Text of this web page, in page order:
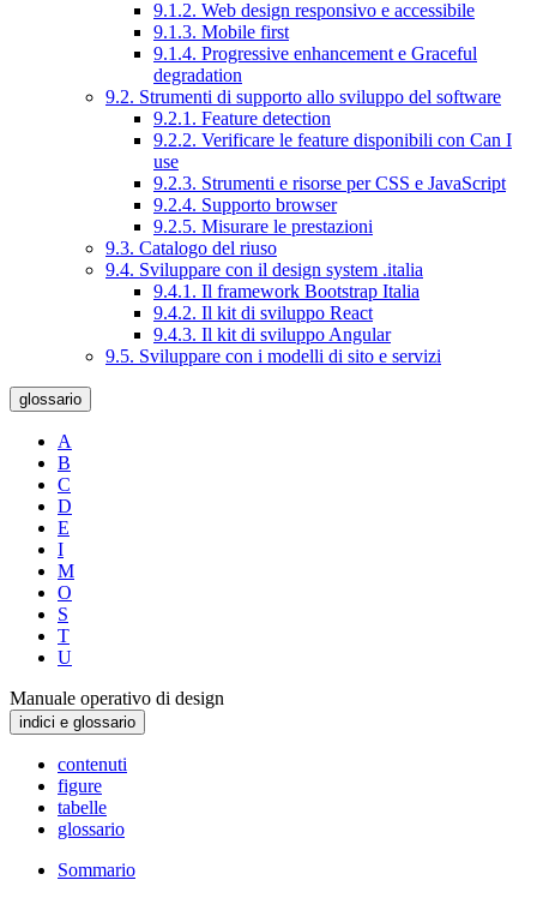
9.1.2. Web design responsivo e accessibile
9.1.3. Mobile first
9.1.4. Progressive enhancement e Graceful
degradation
9.2. Strumenti di supporto allo sviluppo del software
9.2.1. Feature detection
9.2.2. Verificare le feature disponibili con Can I
use
9.2.3. Strumenti e risorse per CSS e JavaScript
9.2.4. Supporto browser
9.2.5. Misurare le prestazioni
9.3. Catalogo del riuso
9.4. Sviluppare con il design system .italia
9.4.1. Il framework Bootstrap Italia
9.4.2. Il kit di sviluppo React
9.4.3. Il kit di sviluppo Angular
9.5. Sviluppare con i modelli di sito e servizi
glossario
A
B
C
D
E
I
M
O
S
T
U
Manuale operativo di design
indici e glossario
contenuti
figure
tabelle
glossario
Sommario